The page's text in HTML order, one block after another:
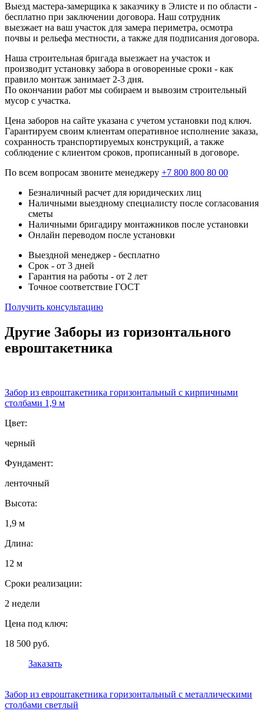
Выезд мастера-замерщика к заказчику в Элисте и по области -
бесплатно при заключении договора. Наш сотрудник
выезжает на ваш участок для замера периметра, осмотра
почвы и рельефа местности, а также для подписания договора.
Наша строительная бригада выезжает на участок и
производит установку забора в оговоренные сроки - как
правило монтаж занимает 2-3 дня.
По окончании работ мы собираем и вывозим строительный
мусор с участка.
Цена заборов на сайте указана с учетом установки под ключ.
Гарантируем своим клиентам оперативное исполнение заказа,
сохранность транспортируемых конструкций, а также
соблюдение с клиентом сроков, прописанный в договоре.
По всем вопросам звоните менеджеру +7 800 800 80 00
Безналичный расчет для юридических лиц
Наличными выездному специалисту после согласования
сметы
Наличными бригадиру монтажников после установки
Онлайн переводом после установки
Выездной менеджер - бесплатно
Срок - от 3 дней
Гарантия на работы - от 2 лет
Точное соответствие ГОСТ
Получить консультацию
Другие Заборы из горизонтального
евроштакетника
Забор из евроштакетника горизонтальный с кирпичными
столбами 1,9 м
Цвет:
черный
Фундамент:
ленточный
Высота:
1,9 м
Длина:
12 м
Сроки реализации:
2 недели
Цена под ключ:
18 500 руб.
Заказать
Забор из евроштакетника горизонтальный с металлическими
столбами светлый